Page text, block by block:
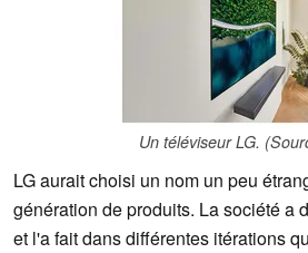
Un téléviseur LG.
LG aurait choisi un nom un peu
génération de produits. La société a
et l'a fait dans différentes itérations